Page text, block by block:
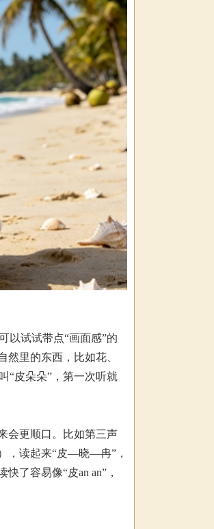
以试试带点“画面感”的
然里的东西，比如花、
“皮朵朵”，第一次听就
会更顺口。比如第三声
，读起来“皮—晓—冉”，
了容易像“皮an an”，